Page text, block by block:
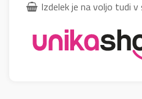
Izdelek je na voljo tudi